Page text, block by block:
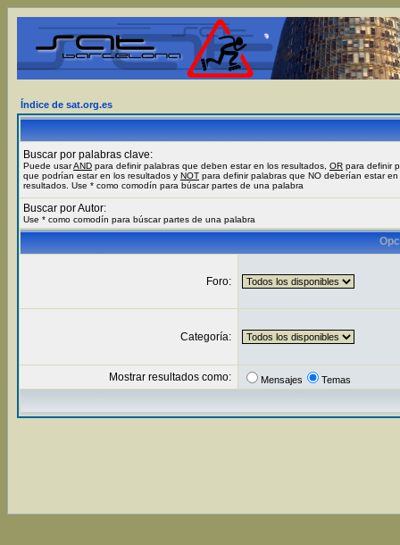
Índice de sat.org.es
Buscar por palabras clave:
Puede usarAND para definir palabras que deben estar en los resultados, OR para definir
que podrían estar en los resultados y NOT para definir palabras que NO deberían estar en
resultados. Use * como comodín para búscar partes de una palabra
Buscar por Autor:
Use * como comodín para búscar partes de una palabra
Foro:
Categoría:
Mostrar resultados como: Mensajes Temas